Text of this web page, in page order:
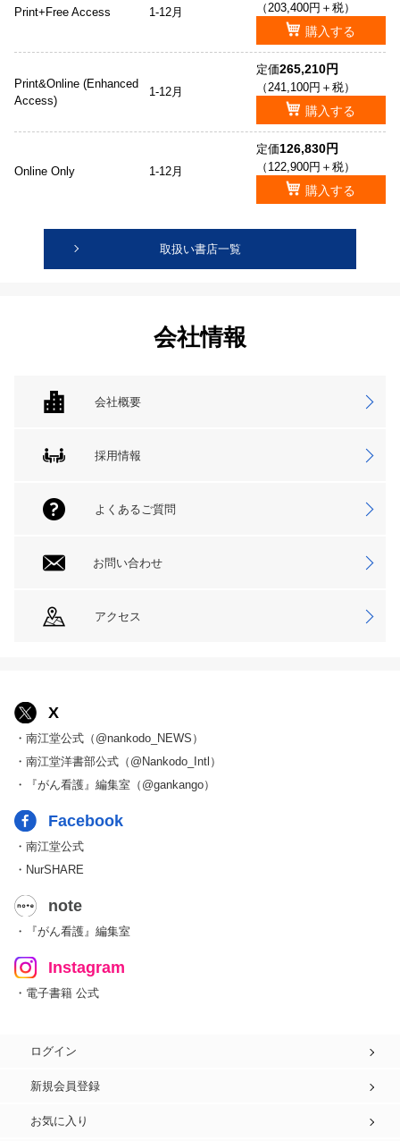
Print+Free Access 1-12月 （203,400円＋税）
購入する
Print&Online (Enhanced
Access)
1-12月
定価265,210円
（241,100円＋税）
購入する
Online Only 1-12月
定価126,830円
（122,900円＋税）
購入する
取扱い書店一覧
会社情報
会社概要
採用情報
よくあるご質問
お問い合わせ
アクセス
X
・南江堂公式（@nankodo_NEWS）
・南江堂洋書部公式（@Nankodo_Intl）
・『がん看護』編集室（@gankango）
Facebook
・南江堂公式
・NurSHARE
note
・『がん看護』編集室
Instagram
・電子書籍 公式
ログイン
新規会員登録
お気に入り